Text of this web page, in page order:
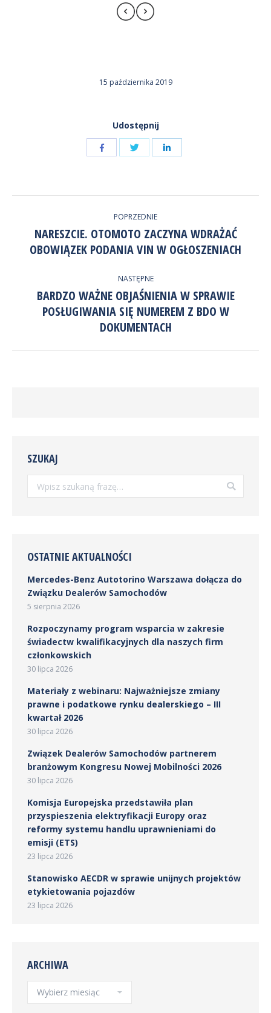
15 października 2019
Udostępnij
Udostępnij
przez
Twitter
Udostępnij
WPISÓW
POPRZEDNIE
Poprzedni
wpis:
NARESZCIE. OTOMOTO ZACZYNA WDRAŻAĆ
OBOWIĄZEK PODANIA VIN W OGŁOSZENIACH
NASTĘPNE
Następny
wpis:
BARDZO WAŻNE OBJAŚNIENIA W SPRAWIE
POSŁUGIWANIA SIĘ NUMEREM Z BDO W
DOKUMENTACH
SZUKAJ
OSTATNIE AKTUALNOŚCI
Mercedes-Benz Autotorino Warszawa dołącza do
Związku Dealerów Samochodów
5 sierpnia 2026
Rozpoczynamy program wsparcia w zakresie
świadectw kwalifikacyjnych dla naszych firm
członkowskich
30 lipca 2026
Materiały z webinaru: Najważniejsze zmiany
prawne i podatkowe rynku dealerskiego – III
kwartał 2026
30 lipca 2026
Związek Dealerów Samochodów partnerem
branżowym Kongresu Nowej Mobilności 2026
30 lipca 2026
Komisja Europejska przedstawiła plan
przyspieszenia elektryfikacji Europy oraz
reformy systemu handlu uprawnieniami do
emisji (ETS)
23 lipca 2026
Stanowisko AECDR w sprawie unijnych projektów
etykietowania pojazdów
23 lipca 2026
ARCHIWA
Archiwa